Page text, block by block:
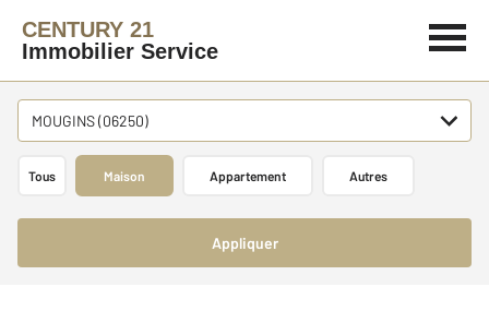
CENTURY 21
Immobilier Service
MOUGINS (06250)
Tous Maison Appartement Autres
Appliquer